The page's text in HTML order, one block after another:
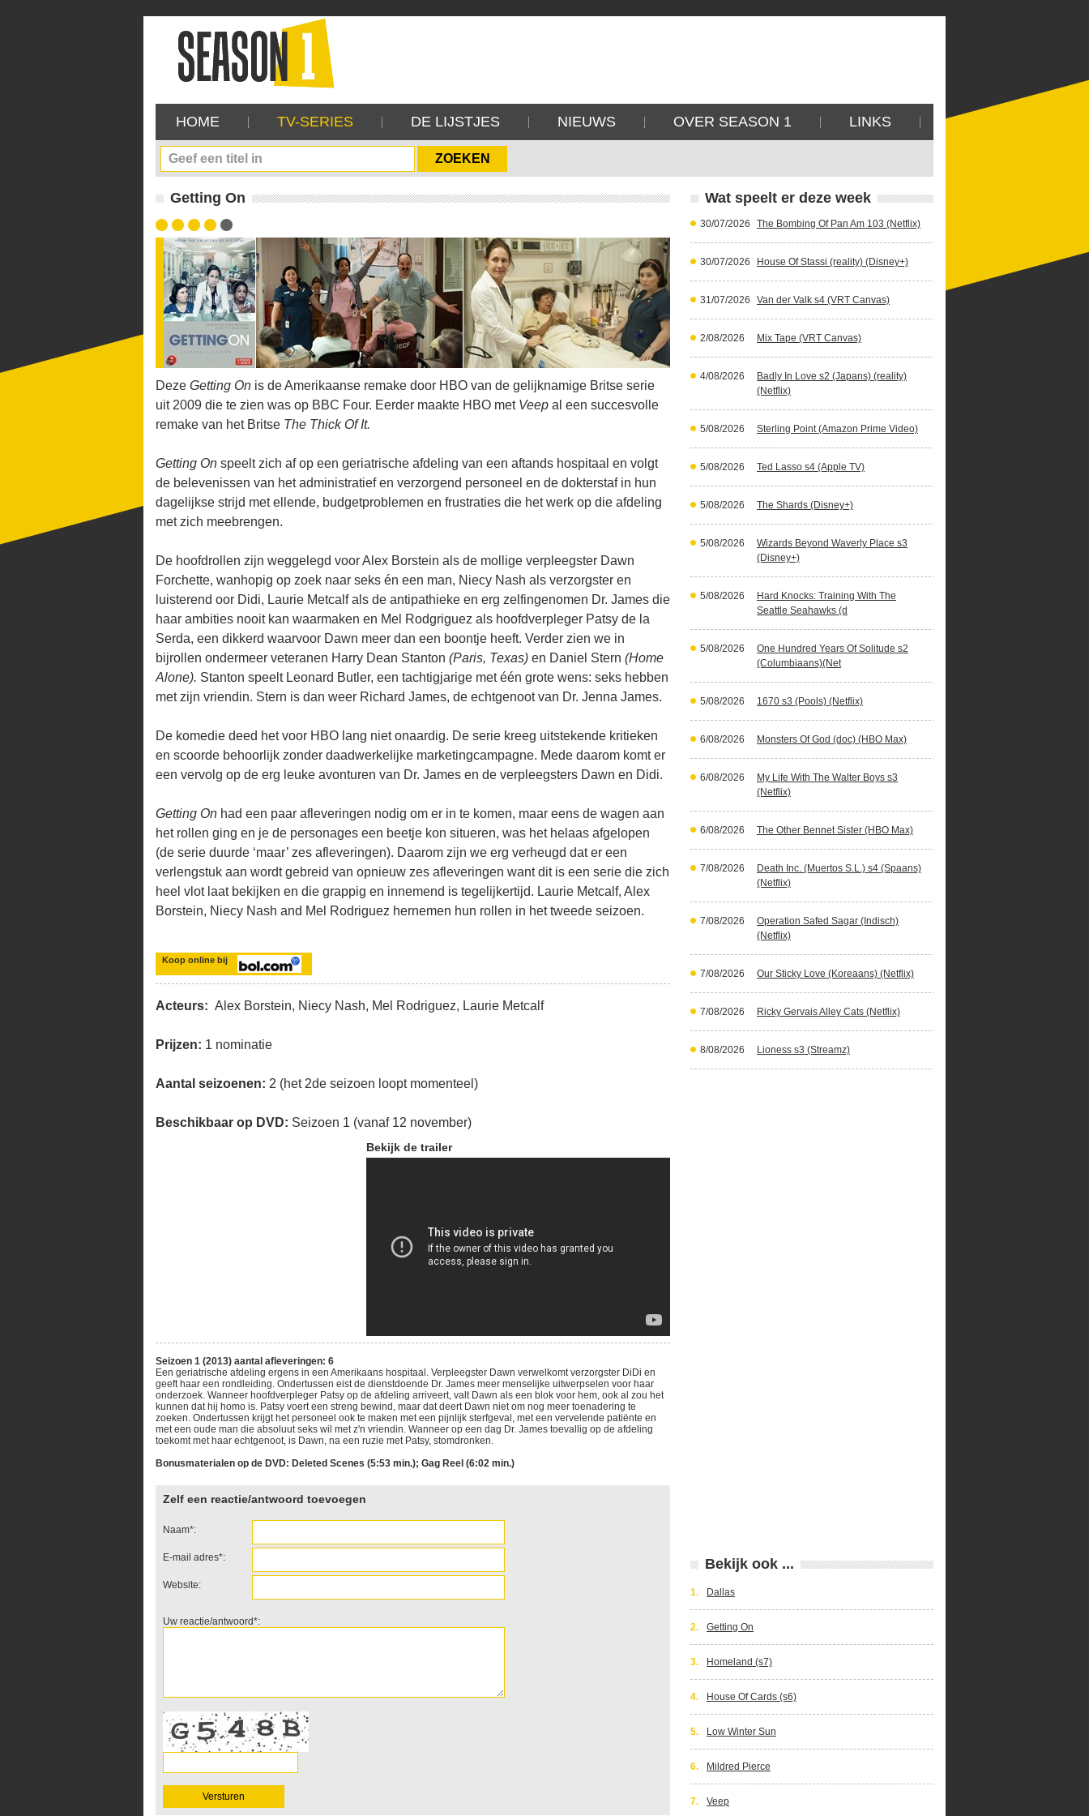
HOME TV-SERIES DE LIJSTJES NIEUWS OVER SEASON 1 LINKS
Getting On
Deze Getting On is de Amerikaanse remake door HBO van de gelijknamige Britse serie
uit 2009 die te zien was op BBC Four. Eerder maakte HBO met Veep al een succesvolle
remake van het Britse The Thick Of It.
Getting On speelt zich af op een geriatrische afdeling van een aftands hospitaal en volgt
de belevenissen van het administratief en verzorgend personeel en de dokterstaf in hun
dagelijkse strijd met ellende, budgetproblemen en frustraties die het werk op die afdeling
met zich meebrengen.
De hoofdrollen zijn weggelegd voor Alex Borstein als de mollige verpleegster Dawn
Forchette, wanhopig op zoek naar seks én een man, Niecy Nash als verzorgster en
luisterend oor Didi, Laurie Metcalf als de antipathieke en erg zelfingenomen Dr. James die
haar ambities nooit kan waarmaken en Mel Rodgriguez als hoofdverpleger Patsy de la
Serda, een dikkerd waarvoor Dawn meer dan een boontje heeft. Verder zien we in
bijrollen ondermeer veteranen Harry Dean Stanton (Paris, Texas) en Daniel Stern (Home
Alone). Stanton speelt Leonard Butler, een tachtigjarige met één grote wens: seks hebben
met zijn vriendin. Stern is dan weer Richard James, de echtgenoot van Dr. Jenna James.
De komedie deed het voor HBO lang niet onaardig. De serie kreeg uitstekende kritieken
en scoorde behoorlijk zonder daadwerkelijke marketingcampagne. Mede daarom komt er
een vervolg op de erg leuke avonturen van Dr. James en de verpleegsters Dawn en Didi.
Getting On had een paar afleveringen nodig om er in te komen, maar eens de wagen aan
het rollen ging en je de personages een beetje kon situeren, was het helaas afgelopen
(de serie duurde ‘maar’ zes afleveringen). Daarom zijn we erg verheugd dat er een
verlengstuk aan wordt gebreid van opnieuw zes afleveringen want dit is een serie die zich
heel vlot laat bekijken en die grappig en innemend is tegelijkertijd. Laurie Metcalf, Alex
Borstein, Niecy Nash and Mel Rodriguez hernemen hun rollen in het tweede seizoen.
Koop online bij
Acteurs: Alex Borstein, Niecy Nash, Mel Rodriguez, Laurie Metcalf
Prijzen: 1 nominatie
Aantal seizoenen: 2 (het 2de seizoen loopt momenteel)
Beschikbaar op DVD: Seizoen 1 (vanaf 12 november)
Bekijk de trailer
Seizoen 1 (2013) aantal afleveringen: 6
Een geriatrische afdeling ergens in een Amerikaans hospitaal. Verpleegster Dawn verwelkomt verzorgster DiDi en
geeft haar een rondleiding. Ondertussen eist de dienstdoende Dr. James meer menselijke uitwerpselen voor haar
onderzoek. Wanneer hoofdverpleger Patsy op de afdeling arriveert, valt Dawn als een blok voor hem, ook al zou het
kunnen dat hij homo is. Patsy voert een streng bewind, maar dat deert Dawn niet om nog meer toenadering te
zoeken. Ondertussen krijgt het personeel ook te maken met een pijnlijk sterfgeval, met een vervelende patiënte en
met een oude man die absoluut seks wil met z'n vriendin. Wanneer op een dag Dr. James toevallig op de afdeling
toekomt met haar echtgenoot, is Dawn, na een ruzie met Patsy, stomdronken.
Bonusmaterialen op de DVD: Deleted Scenes (5:53 min.); Gag Reel (6:02 min.)
Zelf een reactie/antwoord toevoegen
Naam*:
E-mail adres*:
Website:
Uw reactie/antwoord*:
Wat speelt er deze week
30/07/2026 The Bombing Of Pan Am 103 (Netflix)
30/07/2026 House Of Stassi (reality) (Disney+)
31/07/2026 Van der Valk s4 (VRT Canvas)
2/08/2026 Mix Tape (VRT Canvas)
4/08/2026
Badly In Love s2 (Japans) (reality)
(Netflix)
5/08/2026 Sterling Point (Amazon Prime Video)
5/08/2026 Ted Lasso s4 (Apple TV)
5/08/2026 The Shards (Disney+)
5/08/2026
Wizards Beyond Waverly Place s3
(Disney+)
5/08/2026
Hard Knocks: Training With The
Seattle Seahawks (d
5/08/2026
One Hundred Years Of Solitude s2
(Columbiaans)(Net
5/08/2026 1670 s3 (Pools) (Netflix)
6/08/2026 Monsters Of God (doc) (HBO Max)
6/08/2026
My Life With The Walter Boys s3
(Netflix)
6/08/2026 The Other Bennet Sister (HBO Max)
7/08/2026
Death Inc. (Muertos S.L.) s4 (Spaans)
(Netflix)
7/08/2026
Operation Safed Sagar (Indisch)
(Netflix)
7/08/2026 Our Sticky Love (Koreaans) (Netflix)
7/08/2026 Ricky Gervais Alley Cats (Netflix)
8/08/2026 Lioness s3 (Streamz)
Bekijk ook ...
1. Dallas
2. Getting On
3. Homeland (s7)
4. House Of Cards (s6)
5. Low Winter Sun
6. Mildred Pierce
7. Veep